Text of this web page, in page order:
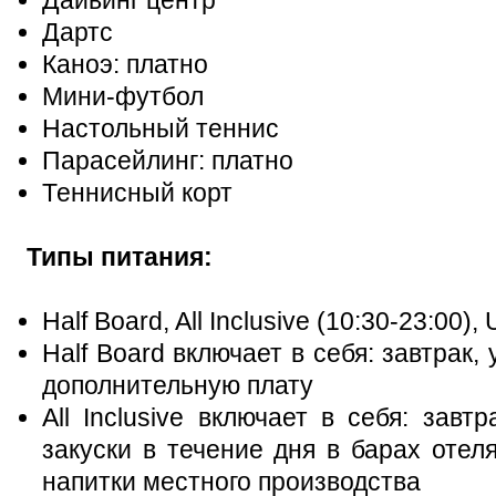
Дартс
Каноэ: платно
Мини-футбол
Настольный теннис
Парасейлинг: платно
Теннисный корт
Типы питания:
Half Board, All Inclusive (10:30-23:00),
Half Board включает в себя:
дополнительную плату
All Inclusive включает в себя:
закуски в течение дня в барах
напитки местного производства